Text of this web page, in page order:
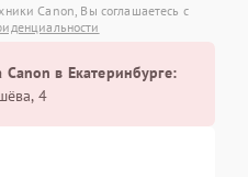
Canon, Вы соглашаетесь с
в Екатеринбурге:
4